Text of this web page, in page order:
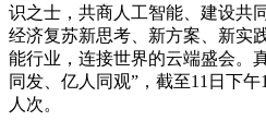
识之士，共商人工智能、建设共
经济复苏新思考、新方案、新实
能行业，连接世界的云端盛会。
同发、亿人同观”，截至11日下
人次。